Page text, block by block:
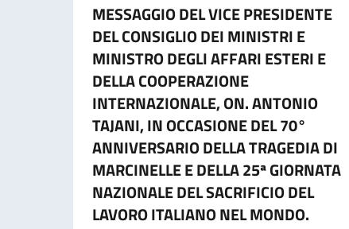
MESSAGGIO DEL VICE PRESIDENTE
DEL CONSIGLIO DEI MINISTRI E
MINISTRO DEGLI AFFARI ESTERI E
DELLA COOPERAZIONE
INTERNAZIONALE, ON. ANTONIO
TAJANI, IN OCCASIONE DEL 70°
ANNIVERSARIO DELLA TRAGEDIA DI
MARCINELLE E DELLA 25ª GIORNATA
NAZIONALE DEL SACRIFICIO DEL
LAVORO ITALIANO NEL MONDO.